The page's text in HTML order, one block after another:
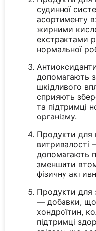
судинної
асортименту
жирними
екстрактами
нормальної
допомагають
шкідливого
сприяють
та підтримці
організму.
Продукти для
витривалості
допомагають
зменшити
фізичну
Продукти для
— добавки, що
хондроїтин,
підтримці